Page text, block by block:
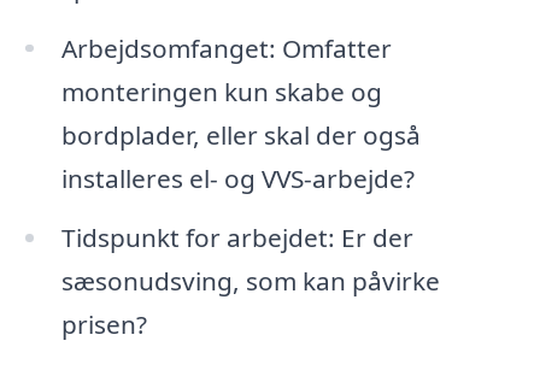
Arbejdsomfanget: Omfatter
monteringen kun skabe og
bordplader, eller skal der også
installeres el- og VVS-arbejde?
Tidspunkt for arbejdet: Er der
sæsonudsving, som kan påvirke
prisen?